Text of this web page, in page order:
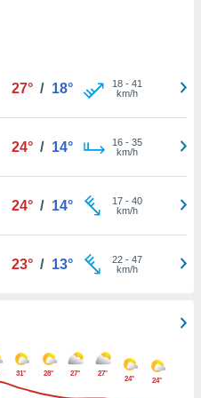
27° / 18° 18- 41
km/h
24° / 14° 16- 35
km/h
24° / 14° 17- 40
km/h
23° / 13° 22- 47
km/h
31° 28° 27° 27°
24° 24°